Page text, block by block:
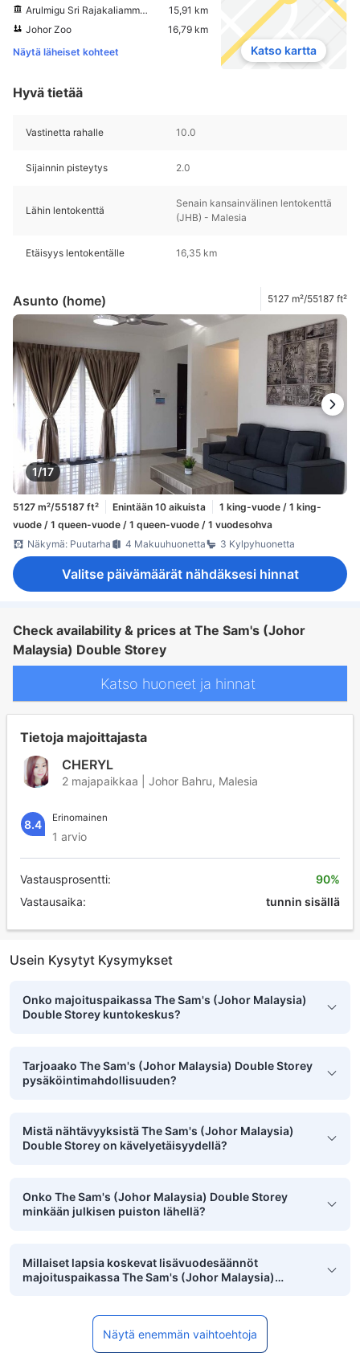
Arulmigu Sri Rajakaliamman temppeli
15,91 km
Johor Zoo
16,79 km
Näytä läheiset kohteet
Katso kartta
Hyvä tietää
Vastinetta rahalle 10.0
Sijainnin pisteytys 2.0
Lähin lentokenttä
Senain kansainvälinen lentokenttä
(JHB) - Malesia
Etäisyys lentokentälle 16,35 km
Asunto (home) 5127 m²/55187 ft²
1/17
5127 m²/55187 ft² Enintään 10 aikuista
1 king-vuode / 1 king-
vuode / 1 queen-vuode / 1 queen-vuode / 1 vuodesohva
Näkymä: Puutarha
4 Makuuhuonetta 3 Kylpyhuonetta
Valitse päivämäärät nähdäksesi hinnat
Check availability & prices at The Sam's (Johor
Malaysia) Double Storey
Katso huoneet ja hinnat
Tietoja majoittajasta
CHERYL
2 majapaikkaa | Johor Bahru, Malesia
8.4 Erinomainen
1 arvio
Vastausprosentti:
Vastausaika:
90%
tunnin sisällä
Usein Kysytyt Kysymykset
Onko majoituspaikassa The Sam's (Johor Malaysia)
Double Storey kuntokeskus?
Tarjoaako The Sam's (Johor Malaysia) Double Storey
pysäköintimahdollisuuden?
Mistä nähtävyyksistä The Sam's (Johor Malaysia)
Double Storey on kävelyetäisyydellä?
Onko The Sam's (Johor Malaysia) Double Storey
minkään julkisen puiston lähellä?
Millaiset lapsia koskevat lisävuodesäännöt
majoituspaikassa The Sam's (Johor Malaysia)
Näytä enemmän vaihtoehtoja